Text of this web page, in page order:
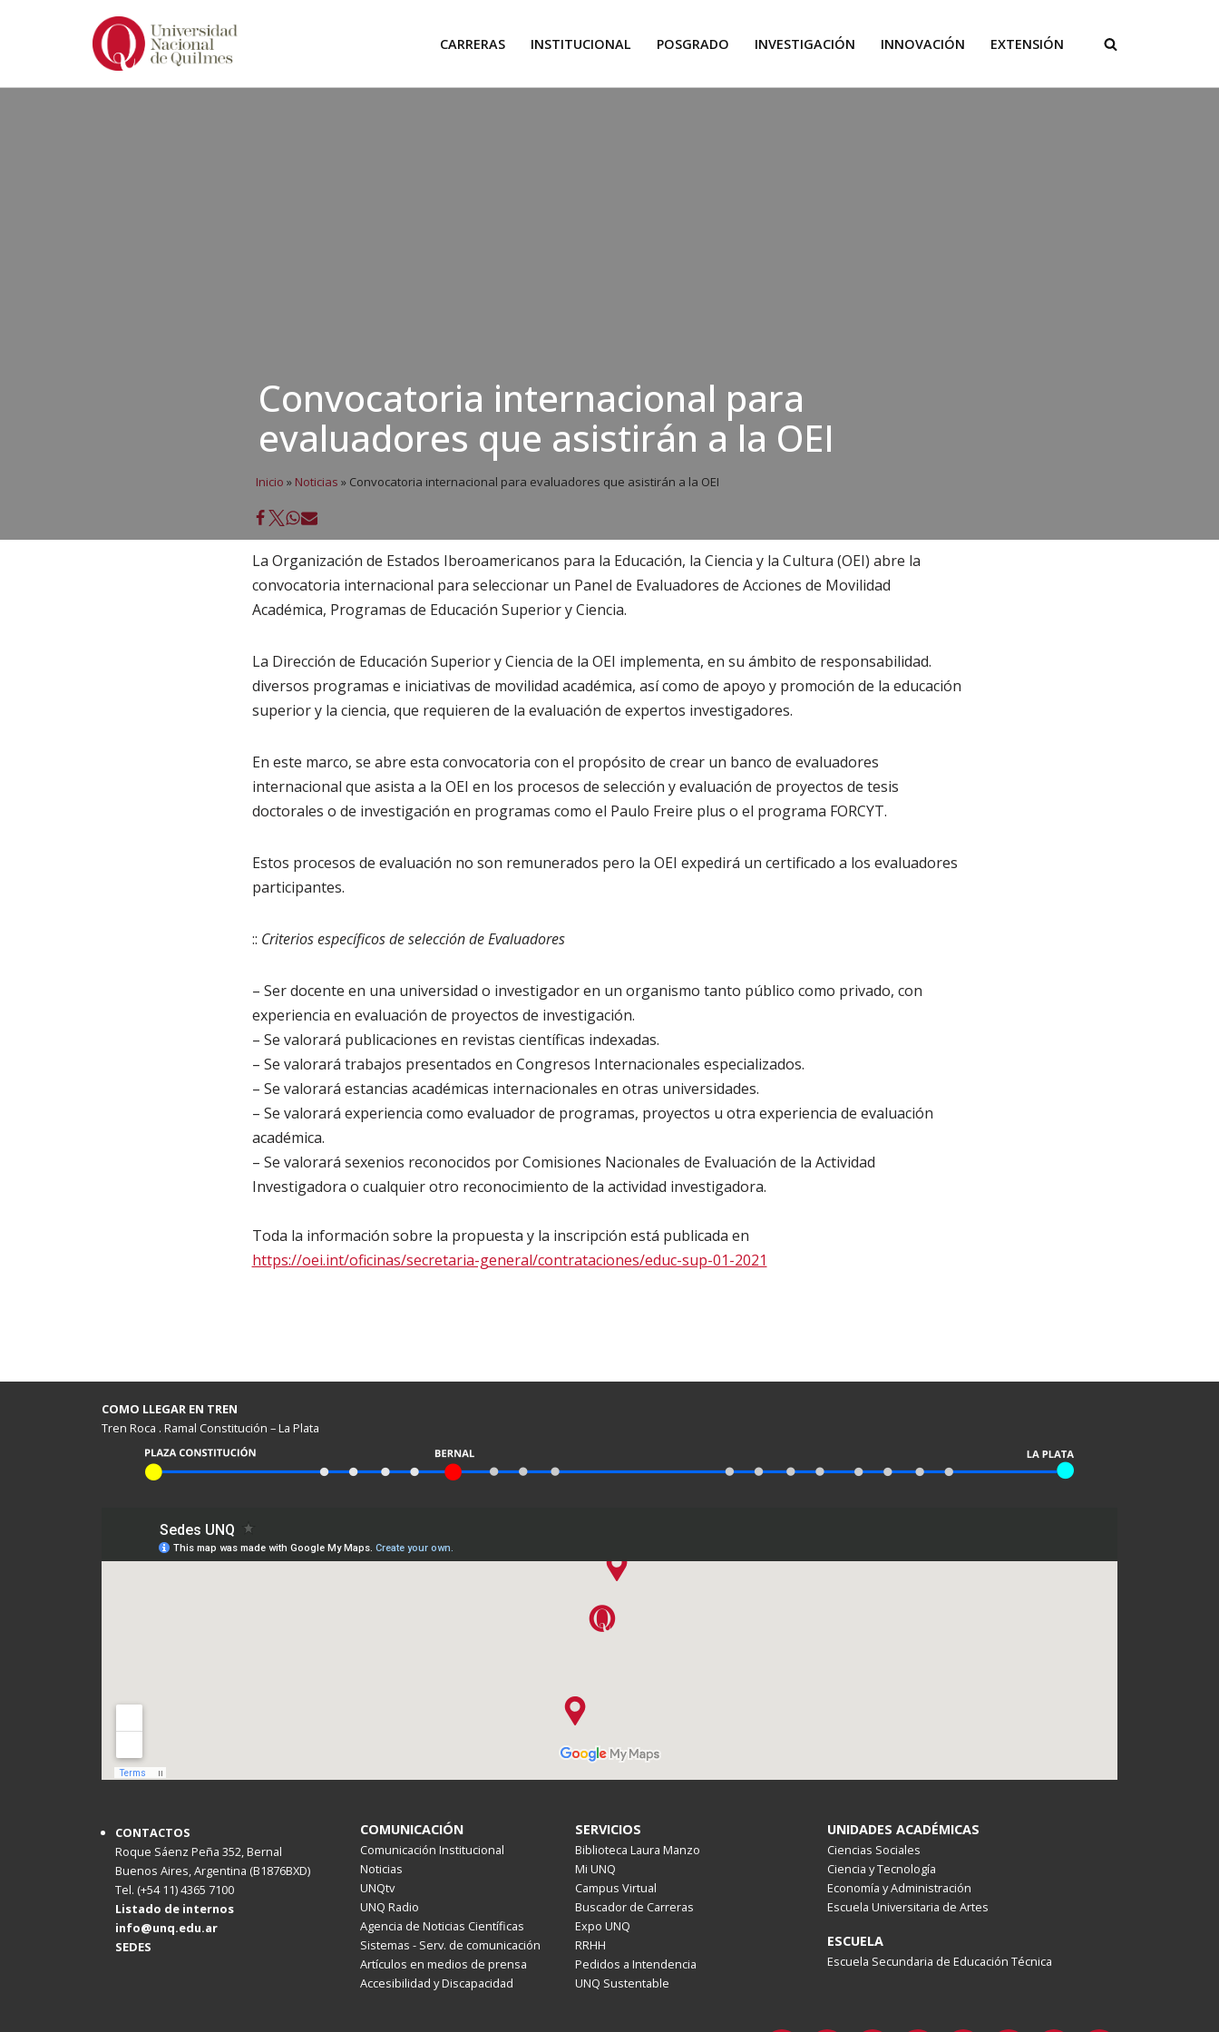
CARRERAS INSTITUCIONAL POSGRADO INVESTIGACIÓN INNOVACIÓN EXTENSIÓN
Convocatoria internacional para
evaluadores que asistirán a la OEI
Inicio » Noticias » Convocatoria internacional para evaluadores que asistirán a la OEI
La Organización de Estados Iberoamericanos para la Educación, la Ciencia y la Cultura (OEI) abre la
convocatoria internacional para seleccionar un Panel de Evaluadores de Acciones de Movilidad
Académica, Programas de Educación Superior y Ciencia.
La Dirección de Educación Superior y Ciencia de la OEI implementa, en su ámbito de responsabilidad.
diversos programas e iniciativas de movilidad académica, así como de apoyo y promoción de la educación
superior y la ciencia, que requieren de la evaluación de expertos investigadores.
En este marco, se abre esta convocatoria con el propósito de crear un banco de evaluadores
internacional que asista a la OEI en los procesos de selección y evaluación de proyectos de tesis
doctorales o de investigación en programas como el Paulo Freire plus o el programa FORCYT.
Estos procesos de evaluación no son remunerados pero la OEI expedirá un certificado a los evaluadores
participantes.
:: Criterios específicos de selección de Evaluadores
– Ser docente en una universidad o investigador en un organismo tanto público como privado, con
experiencia en evaluación de proyectos de investigación.
– Se valorará publicaciones en revistas científicas indexadas.
– Se valorará trabajos presentados en Congresos Internacionales especializados.
– Se valorará estancias académicas internacionales en otras universidades.
– Se valorará experiencia como evaluador de programas, proyectos u otra experiencia de evaluación
académica.
– Se valorará sexenios reconocidos por Comisiones Nacionales de Evaluación de la Actividad
Investigadora o cualquier otro reconocimiento de la actividad investigadora.
Toda la información sobre la propuesta y la inscripción está publicada en
https://oei.int/oficinas/secretaria-general/contrataciones/educ-sup-01-2021
COMO LLEGAR EN TREN
Tren Roca . Ramal Constitución – La Plata
CONTACTOS
Roque Sáenz Peña 352, Bernal
Buenos Aires, Argentina (B1876BXD)
Tel. (+54 11) 4365 7100
Listado de internos
info@unq.edu.ar
SEDES
COMUNICACIÓN
Comunicación Institucional
Noticias
UNQtv
UNQ Radio
Agencia de Noticias Científicas
Sistemas - Serv. de comunicación
Artículos en medios de prensa
Accesibilidad y Discapacidad
SERVICIOS
Biblioteca Laura Manzo
Mi UNQ
Campus Virtual
Buscador de Carreras
Expo UNQ
RRHH
Pedidos a Intendencia
UNQ Sustentable
UNIDADES ACADÉMICAS
Ciencias Sociales
Ciencia y Tecnología
Economía y Administración
Escuela Universitaria de Artes
ESCUELA
Escuela Secundaria de Educación Técnica